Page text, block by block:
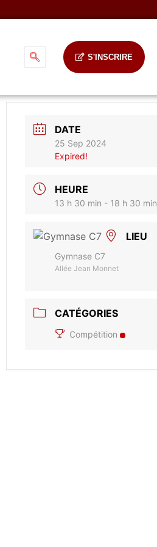
S'INSCRIRE
DATE
25 Sep 2024
Expired!
HEURE
13 h 30 min - 18 h 30 min
LIEU
Gymnase C7
Allée Jean Monnet
CATÉGORIES
Compétition